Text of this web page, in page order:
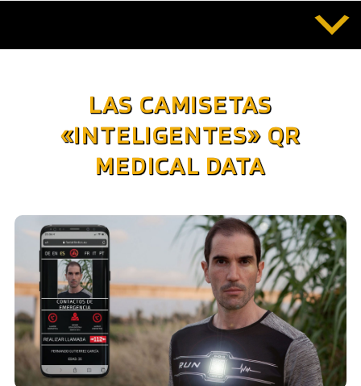
contenido
LAS CAMISETAS
«INTELIGENTES» QR
MEDICAL DATA